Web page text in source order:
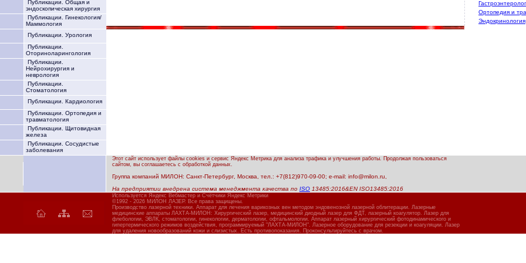
Публикации. Общая и
эндоскопическая хирургия
Публикации. Гинекология/
Маммология
Публикации. Урология
Публикации.
Оториноларингология
Публикации.
Нейрохирургия и
неврология
Публикации.
Стоматология
Публикации. Кардиология
Публикации. Ортопедия и
травматология
Публикации. Щитовидная
железа
Публикации. Сосудистые
заболевания
Ортопедия и
Эндокринология
Этот сайт использует файлы cookies и сервис Яндекс Метрика для анализа трафика и улучшения работы. Продолжая пользоваться
сайтом, вы соглашаетесь с обработкой данных.
Группа компаний МИЛОН: Санкт-Петербург, Москва, тел.: +7(812)970-09-00; e-mail: info@milon.ru,
На предприятии внедрена система менеджмента качества по ISO 13485:2016&EN ISO13485:2016
Используется Яндекс Вебмастер и Счётчики Яндекс Метрики
©1992 - 2026 МИЛОН ЛАЗЕР. Все права защищены.
Производство лазерной техники. Аппарат для лечения варикозных вен методом эндовенозной лазерной облитерации. Лазерные
медицинские аппараты ЛАХТА-МИЛОН: Хирургический лазер, медицинский диодный лазер для ФДТ, лазерный коагулятор. Лазер для
флебологии, ЭВЛК, стоматологии, гинекологии, дерматологии, офтальмологии. Аппарат лазерный хирургический фотодинамического и
гипертермического режимов воздействия, программируемый "ЛАХТА-МИЛОН". Лазерное оборудование для резекции и коагуляции. Лазер
для удаления новообразований кожи и слизистых. Есть противопоказания. Проконсультируйтесь с врачом.